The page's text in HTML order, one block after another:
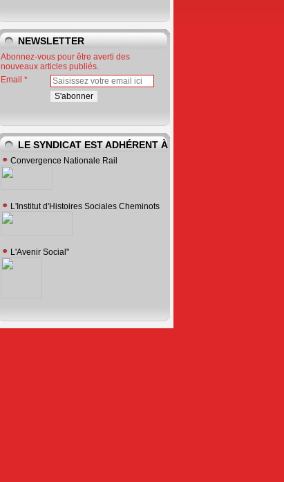
NEWSLETTER
Abonnez-vous pour être averti des
nouveaux articles publiés.
Email
LE SYNDICAT EST ADHÉRENT À
Convergence Nationale Rail
L'Institut d'Histoires Sociales Cheminots
L'Avenir Social"